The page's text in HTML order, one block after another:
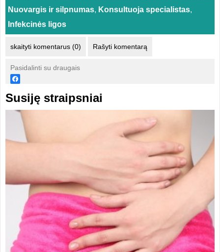
Nuovargis ir silpnumas, Konsultuoja specialistas,
Infekcinės ligos
skaityti komentarus (0) Rašyti komentarą
Pasidalinti su draugais
Susiję straipsniai